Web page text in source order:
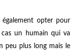
opter pour
un humain qui va
peu plus long mais le